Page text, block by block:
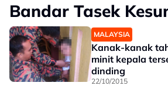
Bandar Tasek
MALAYSIA
Kanak-kanak
minit kepala
dinding
22/10/2015